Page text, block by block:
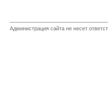
Администрация сайта не несет